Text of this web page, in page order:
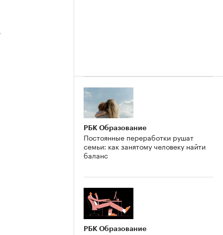
РБК Образование
Постоянные переработки рушат
семьи: как занятому человеку найти
баланс
РБК Образование